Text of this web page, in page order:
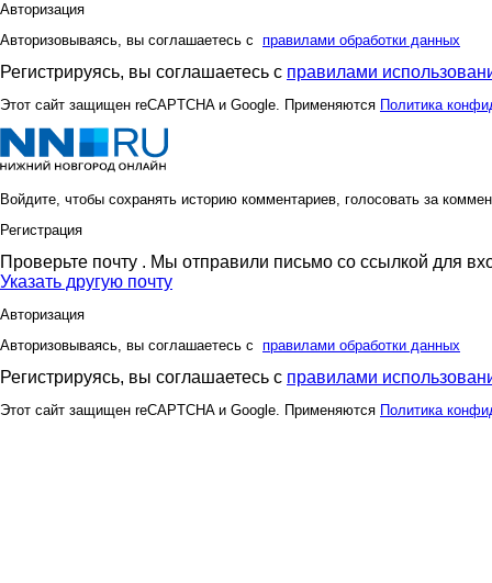
Авторизация
Авторизовываясь, вы соглашаетесь с правилами обработки данных
Регистрируясь, вы соглашаетесь с правилами
Этот сайт защищен reCAPTCHA и Google. Применяются Политика
Войдите, чтобы сохранять историю комментариев, голосовать за
Регистрация
Проверьте почту . Мы отправили письмо со ссылкой для
Указать другую почту
Авторизация
Авторизовываясь, вы соглашаетесь с правилами обработки данных
Регистрируясь, вы соглашаетесь с правилами
Этот сайт защищен reCAPTCHA и Google. Применяются Политика